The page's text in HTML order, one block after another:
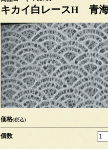
キカイ白レースH 青
価格(税込)
個数